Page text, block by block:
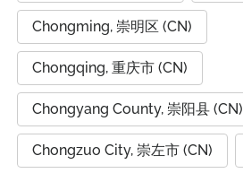
Chongming, 崇明区 (CN)
Chongqing, 重庆市 (CN)
Chongyang County, 崇阳县 (CN)
Chongzuo City, 崇左市 (CN)